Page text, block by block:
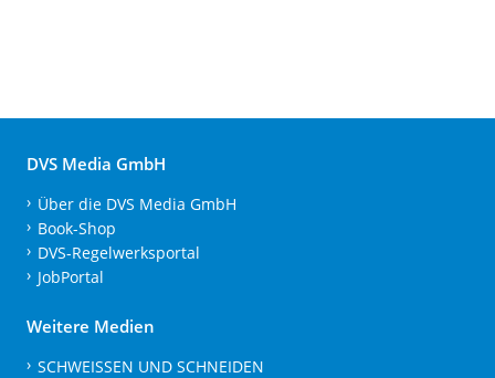
DVS Media GmbH
Über die DVS Media GmbH
Book-Shop
DVS-Regelwerksportal
JobPortal
Weitere Medien
SCHWEISSEN UND SCHNEIDEN